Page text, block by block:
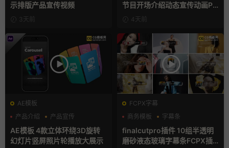
示排版产品宣传视频
3天前
节目开场介绍动态宣传动画PR
模版4天前
AE模板
产品介绍
产品宣传
产品展示
AE模板 4款立体环绕3D旋转
幻灯片竖屏照片轮播放大展示
FCPX字幕
商务模板
字幕条
finalcutpro插件 10组半透明
磨砂液态玻璃字幕条FCPX插